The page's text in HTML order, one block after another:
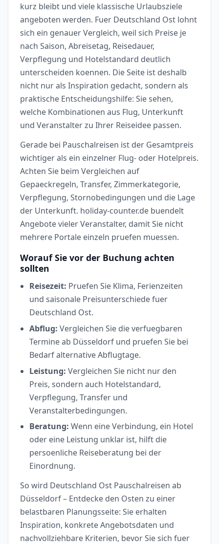
kurz bleibt und viele klassische Urlaubsziele
angeboten werden. Fuer Deutschland Ost lohnt
sich ein genauer Vergleich, weil sich Preise je
nach Saison, Abreisetag, Reisedauer,
Verpflegung und Hotelstandard deutlich
unterscheiden koennen. Die Seite ist deshalb
nicht nur als Inspiration gedacht, sondern als
praktische Entscheidungshilfe: Sie sehen,
welche Kombinationen aus Flug, Unterkunft
und Veranstalter zu Ihrer Reiseidee passen.
Gerade bei Pauschalreisen ist der Gesamtpreis
wichtiger als ein einzelner Flug- oder Hotelpreis.
Achten Sie beim Vergleichen auf
Gepaeckregeln, Transfer, Zimmerkategorie,
Verpflegung, Stornobedingungen und die Lage
der Unterkunft. holiday-counter.de buendelt
Angebote vieler Veranstalter, damit Sie nicht
mehrere Portale einzeln pruefen muessen.
Worauf Sie vor der Buchung achten
sollten
Reisezeit: Pruefen Sie Klima, Ferienzeiten
und saisonale Preisunterschiede fuer
Deutschland Ost.
Abflug: Vergleichen Sie die verfuegbaren
Termine ab Düsseldorf und pruefen Sie bei
Bedarf alternative Abflugtage.
Leistung: Vergleichen Sie nicht nur den
Preis, sondern auch Hotelstandard,
Verpflegung, Transfer und
Veranstalterbedingungen.
Beratung: Wenn eine Verbindung, ein Hotel
oder eine Leistung unklar ist, hilft die
persoenliche Reiseberatung bei der
Einordnung.
So wird Deutschland Ost Pauschalreisen ab
Düsseldorf – Entdecke den Osten zu einer
belastbaren Planungsseite: Sie erhalten
Inspiration, konkrete Angebotsdaten und
nachvollziehbare Kriterien, bevor Sie sich fuer